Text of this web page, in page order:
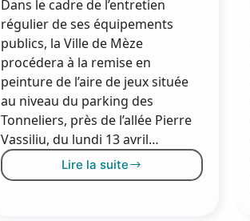
Dans le cadre de l’entretien
régulier de ses équipements
publics, la Ville de Mèze
procédera à la remise en
peinture de l’aire de jeux située
au niveau du parking des
Tonneliers, près de l’allée Pierre
Vassiliu, du lundi 13 avril…
Lire la suite
Remise